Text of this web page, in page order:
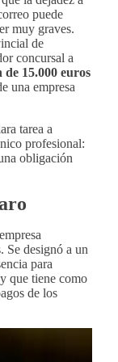
puede
muy graves.
de
concursal a
15.000 euros
una empresa
tarea a
profesional:
obligación
Se designó a un
para
que tiene como
de los